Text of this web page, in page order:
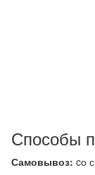
Способы
Самовывоз: cо